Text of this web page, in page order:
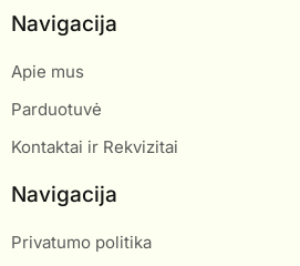
Navigacija
Apie mus
Parduotuvė
Kontaktai ir Rekvizitai
Navigacija
Privatumo politika